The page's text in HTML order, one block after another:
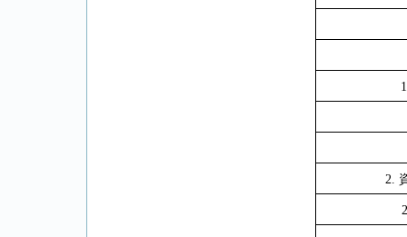
2.